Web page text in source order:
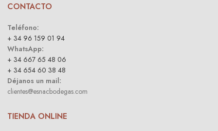
CONTACTO
Teléfono:
+ 34 96 159 01 94
WhatsApp:
+ 34 667 65 48 06
+ 34 654 60 38 48
Déjanos un mail:
clientes@esnacbodegas.com
TIENDA ONLINE